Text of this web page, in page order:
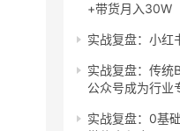
+带货月入30W
实战复盘：小红
实战复盘：传统
公众号成为行业
实战复盘：0基